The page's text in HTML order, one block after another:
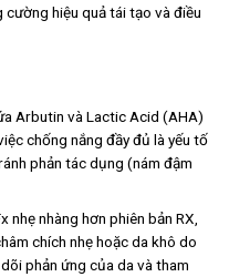
hiệu quả tái tạo và điều
Arbutin và Lactic Acid (AHA)
chống nắng đầy đủ là yếu tố
phản tác dụng (nám đậm
nhẹ nhàng hơn phiên bản RX,
chích nhẹ hoặc da khô do
phản ứng của da và tham